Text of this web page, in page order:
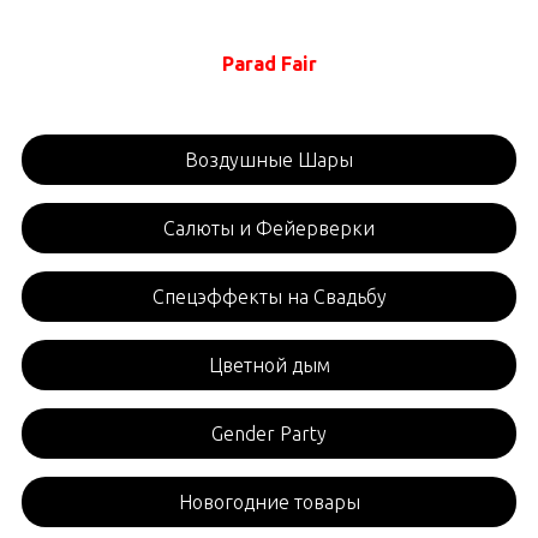
Parad Fair
Воздушные Шары
Салюты и Фейерверки
Спецэффекты на Свадьбу
Цветной дым
Gender Party
Новогодние товары